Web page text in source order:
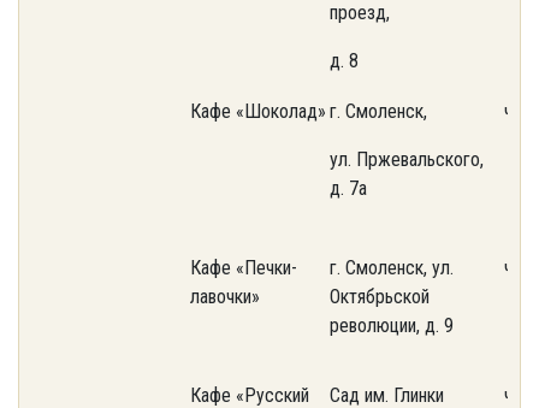
проезд,
д. 8
Кафе «Шоколад» г. Смоленск,
ул. Пржевальского,
д. 7а
Кафе «Печки-
лавочки»
г. Смоленск, ул.
Октябрьской
революции, д. 9
Кафе «Русский
Сад им. Глинки